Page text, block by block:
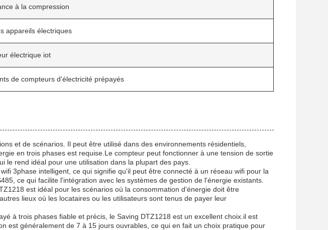
à la compression
appareils électriques
électrique iot
de compteurs d'électricité prépayés
et de scénarios. Il peut être utilisé dans des environnements résidentiels,
en trois phases est requise.Le compteur peut fonctionner à une tension de sortie
le rend idéal pour une utilisation dans la plupart des pays.
3phase intelligent, ce qui signifie qu'il peut être connecté à un réseau wifi pour la
ce qui facilite l'intégration avec les systèmes de gestion de l'énergie existants.
est idéal pour les scénarios où la consommation d'énergie doit être
lieux où les locataires ou les utilisateurs sont tenus de payer leur
à trois phases fiable et précis, le Saving DTZ1218 est un excellent choix.il est
est généralement de 7 à 15 jours ouvrables, ce qui en fait un choix pratique pour